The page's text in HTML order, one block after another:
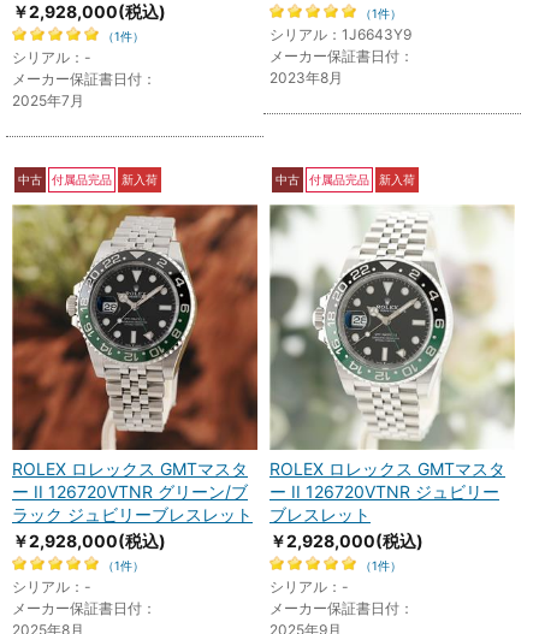
￥2,928,000(税込)
（1件）
シリアル：-
メーカー保証書日付：
2025年7月
（1件）
シリアル：1J6643Y9
メーカー保証書日付：
2023年8月
中古 付属品完品 新入荷
ROLEX ロレックス GMTマスタ
ー II 126720VTNR グリーン/ブ
ラック ジュビリーブレスレット
￥2,928,000(税込)
（1件）
シリアル：-
メーカー保証書日付：
2025年8月
中古 付属品完品 新入荷
ROLEX ロレックス GMTマスタ
ー II 126720VTNR ジュビリー
ブレスレット
￥2,928,000(税込)
（1件）
シリアル：-
メーカー保証書日付：
2025年9月